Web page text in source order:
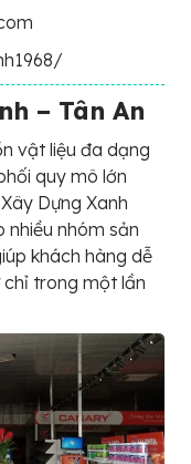
– Tân An
vật liệu đa dạng
quy mô lớn
Dựng Xanh
nhiều nhóm sản
khách hàng dễ
trong một lần